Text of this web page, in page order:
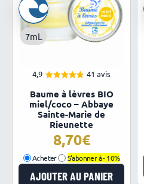
7mL
4,9
sur 5
41 avis
Baume à lèvres BIO
miel/coco – Abbaye
Sainte-Marie de
Rieunette
8,70
Acheter S'abonner à -10%
AJOUTER AU PANIER